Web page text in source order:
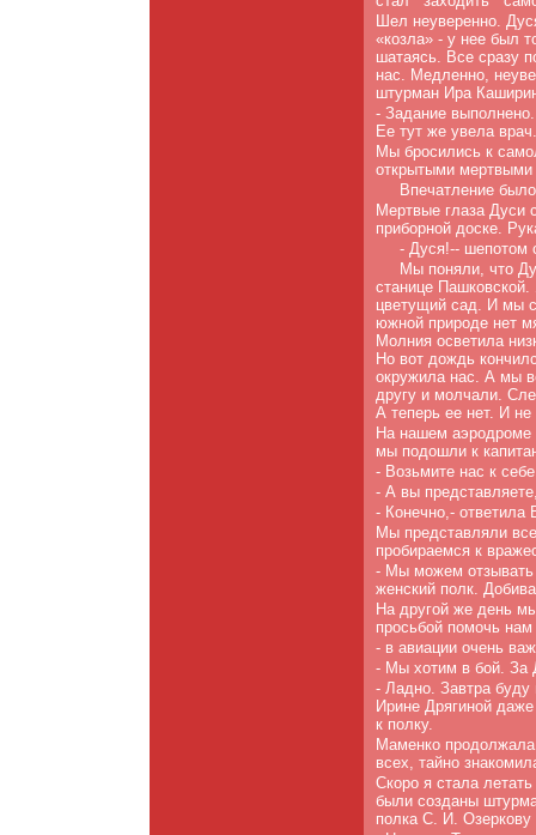
Шел неуверенно.
«козла» - у нее был
шатаясь. Все сразу
нас. Медленно,
штурман Ира
- Задание
Ее тут же увела врач.
Мы бросились к
открытыми мертвыми
Впечатление
Мертвые глаза Дуси
приборной доске.
- Дуся!-- шепотом
Мы поняли, что
станице
цве­тущий сад. И мы с
южной природе нет
Молния осветила
Но вот дождь
окружила нас. А мы
другу и молчали.
А теперь ее нет. И
На нашем аэродроме
мы подошли к
- Возьмите нас к
- А вы
- Конечно,- ответила
Мы представляли
пробираемся к
- Мы можем отзывать
женский полк.
На другой же день
просьбой помочь
- в авиации очень
- Мы хотим в бой. За
- Ладно. Завтра буду
Ирине Дрягиной
к полку.
Маменко
всех, тайно
Скоро я стала
были созданы
полка С. И. Озеркову